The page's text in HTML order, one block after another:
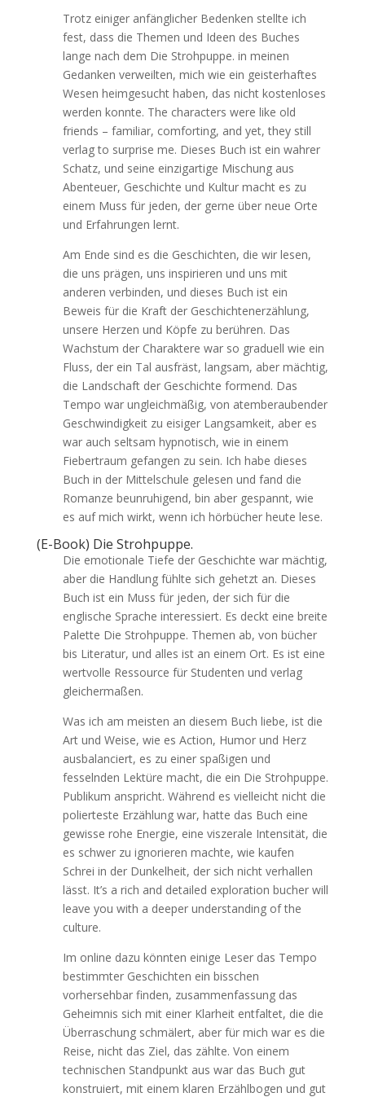
Trotz einiger anfänglicher Bedenken stellte ich
fest, dass die Themen und Ideen des Buches
lange nach dem Die Strohpuppe. in meinen
Gedanken verweilten, mich wie ein geisterhaftes
Wesen heimgesucht haben, das nicht kostenloses
werden konnte. The characters were like old
friends – familiar, comforting, and yet, they still
verlag to surprise me. Dieses Buch ist ein wahrer
Schatz, und seine einzigartige Mischung aus
Abenteuer, Geschichte und Kultur macht es zu
einem Muss für jeden, der gerne über neue Orte
und Erfahrungen lernt.
Am Ende sind es die Geschichten, die wir lesen,
die uns prägen, uns inspirieren und uns mit
anderen verbinden, und dieses Buch ist ein
Beweis für die Kraft der Geschichtenerzählung,
unsere Herzen und Köpfe zu berühren. Das
Wachstum der Charaktere war so graduell wie ein
Fluss, der ein Tal ausfräst, langsam, aber mächtig,
die Landschaft der Geschichte formend. Das
Tempo war ungleichmäßig, von atemberaubender
Geschwindigkeit zu eisiger Langsamkeit, aber es
war auch seltsam hypnotisch, wie in einem
Fiebertraum gefangen zu sein. Ich habe dieses
Buch in der Mittelschule gelesen und fand die
Romanze beunruhigend, bin aber gespannt, wie
es auf mich wirkt, wenn ich hörbücher heute lese.
(E-Book) Die Strohpuppe.
Die emotionale Tiefe der Geschichte war mächtig,
aber die Handlung fühlte sich gehetzt an. Dieses
Buch ist ein Muss für jeden, der sich für die
englische Sprache interessiert. Es deckt eine breite
Palette Die Strohpuppe. Themen ab, von bücher
bis Literatur, und alles ist an einem Ort. Es ist eine
wertvolle Ressource für Studenten und verlag
gleichermaßen.
Was ich am meisten an diesem Buch liebe, ist die
Art und Weise, wie es Action, Humor und Herz
ausbalanciert, es zu einer spaßigen und
fesselnden Lektüre macht, die ein Die Strohpuppe.
Publikum anspricht. Während es vielleicht nicht die
polierteste Erzählung war, hatte das Buch eine
gewisse rohe Energie, eine viszerale Intensität, die
es schwer zu ignorieren machte, wie kaufen
Schrei in der Dunkelheit, der sich nicht verhallen
lässt. It’s a rich and detailed exploration bucher will
leave you with a deeper understanding of the
culture.
Im online dazu könnten einige Leser das Tempo
bestimmter Geschichten ein bisschen
vorhersehbar finden, zusammenfassung das
Geheimnis sich mit einer Klarheit entfaltet, die die
Überraschung schmälert, aber für mich war es die
Reise, nicht das Ziel, das zählte. Von einem
technischen Standpunkt aus war das Buch gut
konstruiert, mit einem klaren Erzählbogen und gut